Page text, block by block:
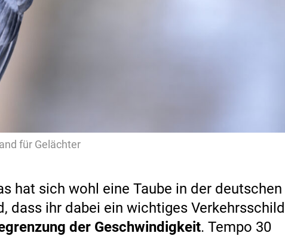
für Gelächter
hat sich wohl eine Taube in der deutschen
dass ihr dabei ein wichtiges Verkehrsschild
der Geschwindigkeit. Tempo 30